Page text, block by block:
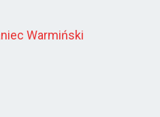
Warmiński